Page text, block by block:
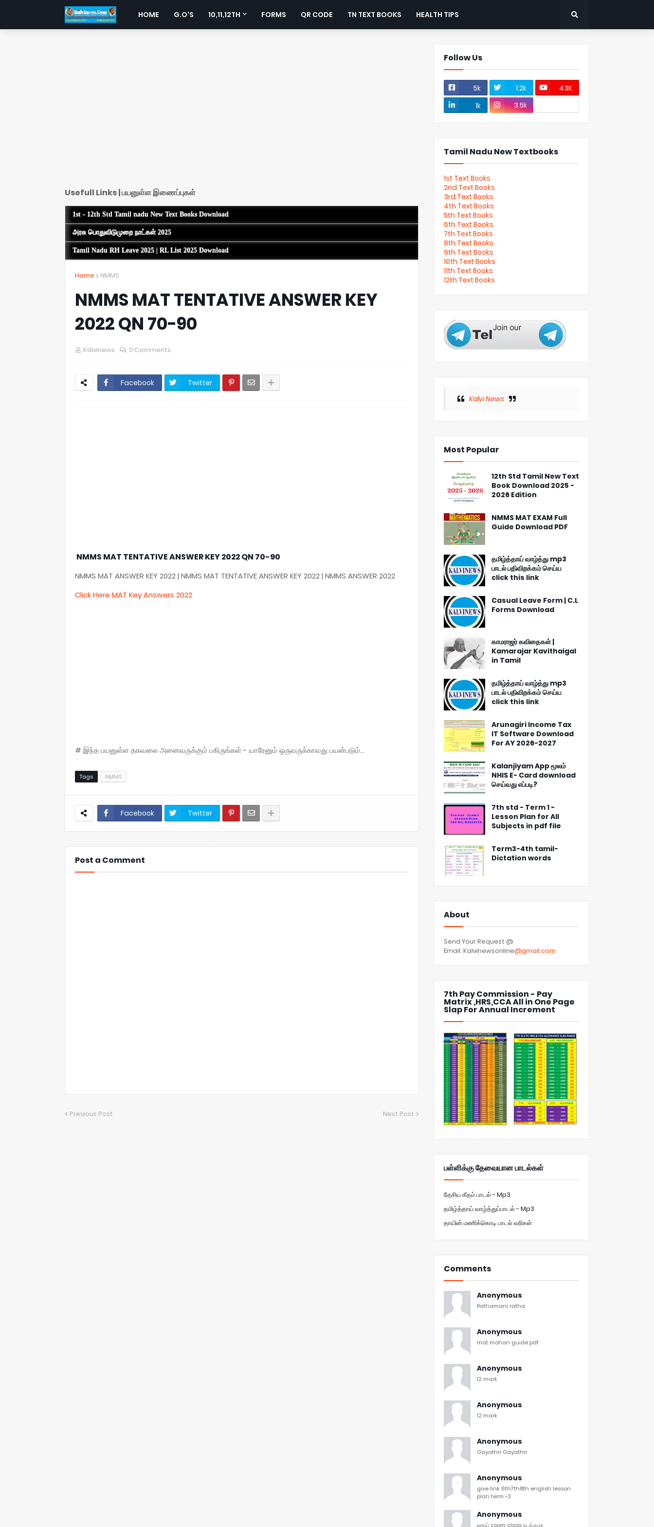
HOME G.O'S 10,11,12TH FORMS QR CODE TN TEXT BOOKS HEALTH TIPS
Usefull Links | பயனுள்ள இணைப்புகள்
1st - 12th Std Tamil nadu New Text Books Download
அரசு பொதுவிடுமுறை நாட்கள் 2025
Tamil Nadu RH Leave 2025 | RL List 2025 Download
Home NMMS
NMMS MAT TENTATIVE ANSWER KEY
2022 QN 70-90
Kalvinews 0 Comments
Facebook Twitter
NMMS MAT TENTATIVE ANSWER KEY 2022 QN 70-90
NMMS MAT ANSWER KEY 2022 | NMMS MAT TENTATIVE ANSWER KEY 2022 | NMMS ANSWER 2022
Click Here MAT Key Answers 2022
# இந்த பயனுள்ள தகவலை அனைவருக்கும் பகிருங்கள் - யாரேனும் ஒருவருக்காவது பயன்படும்...
Tags NMMS
Facebook Twitter
Post a Comment
Previous Post Next Post
Follow Us
5k 1.2k
43K
1k
3.5k
Tamil Nadu New Textbooks
1st Text Books
2nd Text Books
3rd Text Books
4th Text Books
5th Text Books
6th Text Books
7th Text Books
8th Text Books
9th Text Books
10th Text Books
11th Text Books
12th Text Books
Kalvi News
Most Popular
12th Std Tamil New Text
Book Download 2025 -
2026 Edition
NMMS MAT EXAM Full
Guide Download PDF
தமிழ்த்தாய் வாழ்த்து mp3
பாடல் பதிவிறக்கம் செய்ய
click this link
Casual Leave Form | C.L
Forms Download
காமராஜர் கவிதைகள் |
Kamarajar Kavithaigal
in Tamil
தமிழ்த்தாய் வாழ்த்து mp3
பாடல் பதிவிறக்கம் செய்ய
click this link
Arunagiri Income Tax
IT Software Download
For AY 2026-2027
Kalanjiyam App மூலம்
NHIS E- Card download
செய்வது எப்படி?
7th std - Term 1 -
Lesson Plan for All
Subjects in pdf file
Term3-4th tamil-
Dictation words
About
Send Your Request @
Email: Kalvinewsonline@gmail.com
7th Pay Commission - Pay
Matrix ,HRS,CCA All in One Page
Slap For Annual Increment
பள்ளிக்கு தேவையான பாடல்கள்
தேசிய கீதம் பாடல் - Mp3
தமிழ்த்தாய் வாழ்த்துப்பாடல் - Mp3
தாயின் மணிக்கொடி பாடல் வரிகள்
Comments
Anonymous
Rathamani ratha
Anonymous
mat mohan guide pdf
Anonymous
12 mark
Anonymous
12 mark
Anonymous
Gayathri Gayathri
Anonymous
give link 6th7th8th english lesson
plan term -3
Anonymous
ஹாய் zoom class நடக்குமா